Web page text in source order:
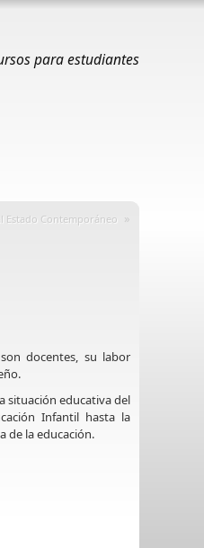
para estudiantes
Estado Contemporáneo »
docentes, su labor
situación educativa del
Infantil hasta la
de la educación.